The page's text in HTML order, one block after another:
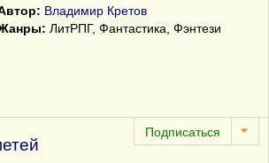
Владимир Кретов
ЛитРПГ, Фантастика, Фэнтези